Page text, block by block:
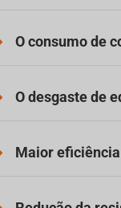
O consumo de
O desgaste de
Maior